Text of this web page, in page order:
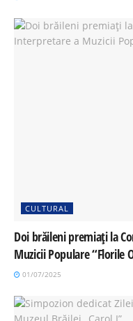
CULTURAL
Doi brăileni premiați la
Muzicii Populare “Florile
01/07/2025